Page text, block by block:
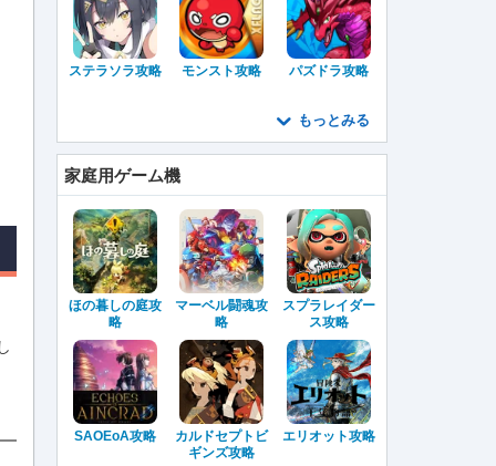
ステラソラ攻略 モンスト攻略 パズドラ攻略
もっとみる
家庭用ゲーム機
ほの暮しの庭攻
略
マーベル闘魂攻
略
スプラレイダー
ス攻略
SAOEoA攻略
カルドセプトビ
ギンズ攻略
エリオット攻略